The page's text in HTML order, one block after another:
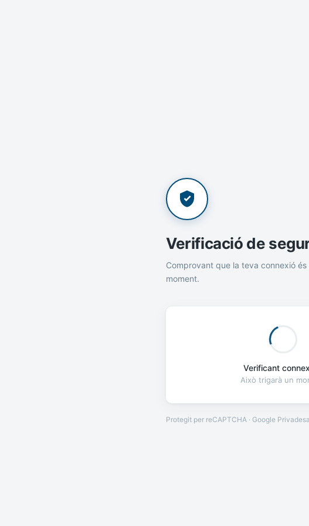
Verificació de
Comprovant que la teva connexió és
moment.
Verificant
Això trigarà un
Protegit per reCAPTCHA · Google Privadesa